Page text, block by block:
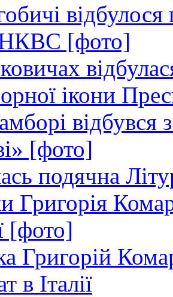
відбулося
[фото]
ікони
відбувся
[фото]
подячна
Григорія
[фото]
Григорій
в Італії